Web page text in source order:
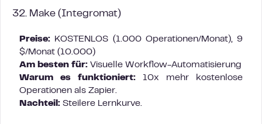
32. Make (Integromat)
Preise: KOSTENLOS (1.000 Operationen/Monat), 9
$/Monat (10.000)
Am besten für: Visuelle Workflow-Automatisierung
Warum es funktioniert: 10x mehr kostenlose
Operationen als Zapier.
Nachteil: Steilere Lernkurve.